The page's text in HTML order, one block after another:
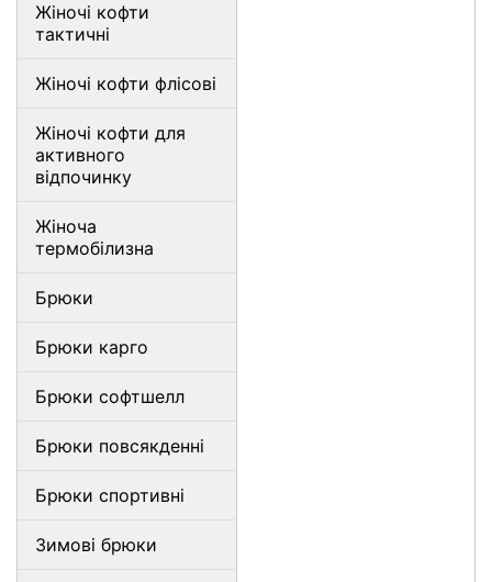
Жіночі кофти
тактичні
Жіночі кофти флісові
Жіночі кофти для
активного
відпочинку
Жіноча
термобілизна
Брюки
Брюки карго
Брюки софтшелл
Брюки повсякденні
Брюки спортивні
Зимові брюки